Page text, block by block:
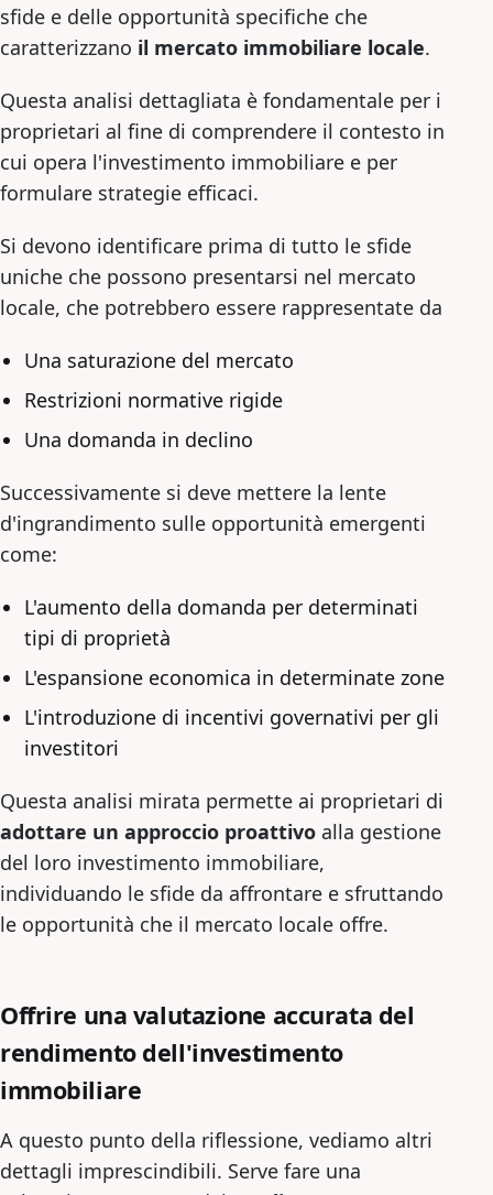
sfide e delle opportunità specifiche che
caratterizzano il mercato immobiliare locale.
Questa analisi dettagliata è fondamentale per i
proprietari al fine di comprendere il contesto in
cui opera l'investimento immobiliare e per
formulare strategie efficaci.
Si devono identificare prima di tutto le sfide
uniche che possono presentarsi nel mercato
locale, che potrebbero essere rappresentate da
Una saturazione del mercato
Restrizioni normative rigide
Una domanda in declino
Successivamente si deve mettere la lente
d'ingrandimento sulle opportunità emergenti
come:
L'aumento della domanda per determinati
tipi di proprietà
L'espansione economica in determinate zone
L'introduzione di incentivi governativi per gli
investitori
Questa analisi mirata permette ai proprietari di
adottare un approccio proattivo alla gestione
del loro investimento immobiliare,
individuando le sfide da affrontare e sfruttando
le opportunità che il mercato locale offre.
Offrire una valutazione accurata del
rendimento dell'investimento
immobiliare
A questo punto della riflessione, vediamo altri
dettagli imprescindibili. Serve fare una